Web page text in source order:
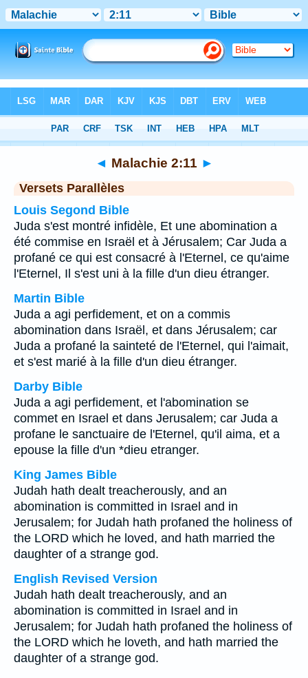
Chapitre 2 > Verset 11
◄ Malachie 2:11 ►
Versets Parallèles
Louis Segond Bible
Juda s'est montré infidèle, Et une abomination a
été commise en Israël et à Jérusalem; Car Juda a
profané ce qui est consacré à l'Eternel, ce qu'aime
l'Eternel, Il s'est uni à la fille d'un dieu étranger.
Martin Bible
Juda a agi perfidement, et on a commis
abomination dans Israël, et dans Jérusalem; car
Juda a profané la sainteté de l'Eternel, qui l'aimait,
et s'est marié à la fille d'un dieu étranger.
Darby Bible
Juda a agi perfidement, et l'abomination se
commet en Israel et dans Jerusalem; car Juda a
profane le sanctuaire de l'Eternel, qu'il aima, et a
epouse la fille d'un *dieu etranger.
King James Bible
Judah hath dealt treacherously, and an
abomination is committed in Israel and in
Jerusalem; for Judah hath profaned the holiness of
the LORD which he loved, and hath married the
daughter of a strange god.
English Revised Version
Judah hath dealt treacherously, and an
abomination is committed in Israel and in
Jerusalem; for Judah hath profaned the holiness of
the LORD which he loveth, and hath married the
daughter of a strange god.